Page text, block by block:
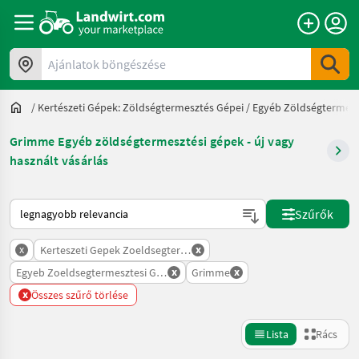
Ajánlatok böngészése
/ Kertészeti Gépek: Zöldségtermesztés Gépei / Egyéb
Grimme Egyéb zöldségtermesztési gépek - új vagy
használt vásárlás
Így van sorba rendezve a Landwirt.com-on
Szűrők
x Kerteszeti Gepek Zoeldsegtermesztes Gepei
x
Egyeb Zoeldsegtermesztesi Gepek
x Grimme x
x Összes szűrő törlése
Lista Rács